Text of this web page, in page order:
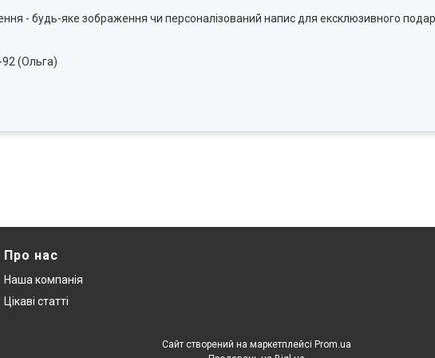
- будь-яке зображення чи персоналізований напис для ексклюзивного
(Ольга)
Про нас
Наша компанія
Цікаві статті
Сайт створений на маркетплейсі Prom.ua